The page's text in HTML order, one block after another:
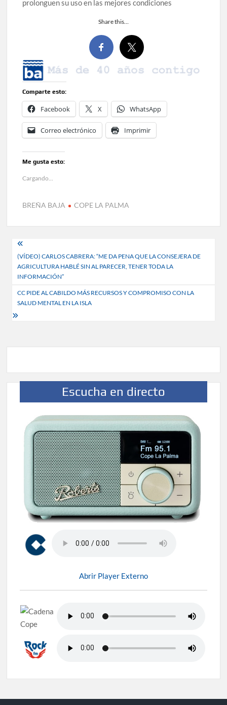
prolonguen su uso en las mejores condiciones
Share this…
Comparte esto:
Facebook X WhatsApp
Correo electrónico Imprimir
Me gusta esto:
Cargando...
BREÑA BAJA COPE LA PALMA
Navegación
de
entradas
(VÍDEO) CARLOS CABRERA: “ME DA PENA QUE LA CONSEJERA DE
AGRICULTURA HABLÉ SIN AL PARECER, TENER TODA LA
INFORMACIÓN”
CC PIDE AL CABILDO MÁS RECURSOS Y COMPROMISO CON LA
SALUD MENTAL EN LA ISLA
Escucha en directo
Abrir Player Externo